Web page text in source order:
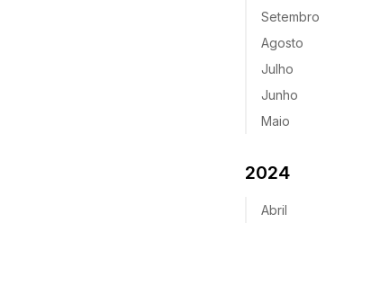
Setembro
Agosto
Julho
Junho
Maio
2024
Abril